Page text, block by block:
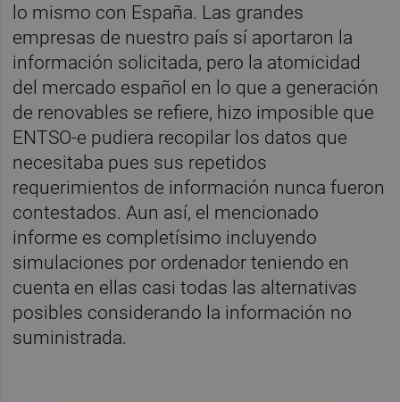
lo mismo con España. Las grandes
empresas de nuestro país sí aportaron la
información solicitada, pero la atomicidad
del mercado español en lo que a generación
de renovables se refiere, hizo imposible que
ENTSO-e pudiera recopilar los datos que
necesitaba pues sus repetidos
requerimientos de información nunca fueron
contestados. Aun así, el mencionado
informe es completísimo incluyendo
simulaciones por ordenador teniendo en
cuenta en ellas casi todas las alternativas
posibles considerando la información no
suministrada.